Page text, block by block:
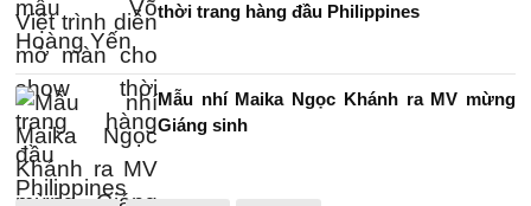
thời trang hàng đầu Philippines
Mẫu nhí Maika Ngọc Khánh ra MV mừng
Giáng sinh